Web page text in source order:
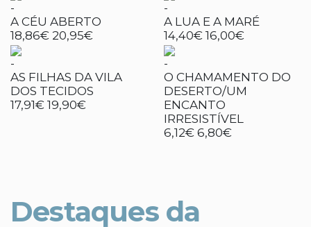
-
A CÉU ABERTO
18,86€ 20,95€
-
A LUA E A MARÉ
14,40€ 16,00€
-
AS FILHAS DA VILA
DOS TECIDOS
17,91€ 19,90€
-
O CHAMAMENTO DO
DESERTO/UM
ENCANTO
IRRESISTÍVEL
6,12€ 6,80€
Destaques da